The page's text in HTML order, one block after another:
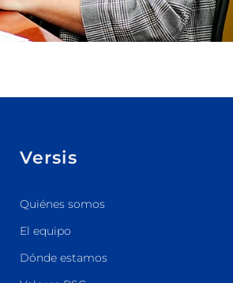
Versis
Quiénes somos
El equipo
Dónde estamos